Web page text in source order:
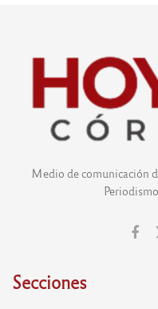
Medio de comunicación
Secciones